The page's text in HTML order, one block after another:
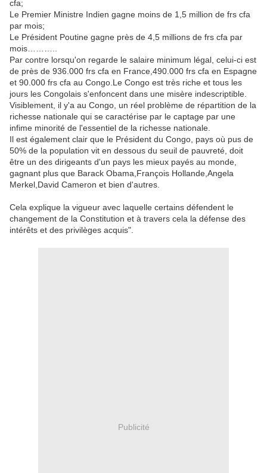
cfa;
Le Premier Ministre Indien gagne moins de 1,5 million de frs cfa
par mois;
Le Président Poutine gagne près de 4,5 millions de frs cfa par
mois………..
Par contre lorsqu'on regarde le salaire minimum légal, celui-ci est
de près de 936.000 frs cfa en France,490.000 frs cfa en Espagne
et 90.000 frs cfa au Congo.Le Congo est très riche et tous les
jours les Congolais s'enfoncent dans une misère indescriptible.
Visiblement, il y'a au Congo, un réel problème de répartition de la
richesse nationale qui se caractérise par le captage par une
infime minorité de l'essentiel de la richesse nationale.
Il est également clair que le Président du Congo, pays où pus de
50% de la population vit en dessous du seuil de pauvreté, doit
être un des dirigeants d'un pays les mieux payés au monde,
gagnant plus que Barack Obama,François Hollande,Angela
Merkel,David Cameron et bien d'autres.
Cela explique la vigueur avec laquelle certains défendent le
changement de la Constitution et à travers cela la défense des
intérêts et des privilèges acquis".
Publicité